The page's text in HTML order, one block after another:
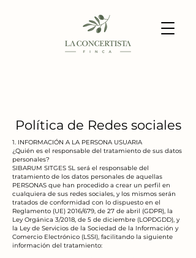
Política de Redes sociales
1. INFORMACIÓN A LA PERSONA USUARIA
¿Quién es el responsable del tratamiento de sus datos
personales?
SIBARUM SITGES SL será el responsable del
tratamiento de los datos personales de aquellas
PERSONAS que han procedido a crear un perfil en
cualquiera de sus redes sociales, y los mismos serán
tratados de conformidad con lo dispuesto en el
Reglamento (UE) 2016/679, de 27 de abril (GDPR), la
Ley Orgánica 3/2018, de 5 de diciembre (LOPDGDD), y
la Ley de Servicios de la Sociedad de la Información y
Comercio Electrónico (LSSI), facilitando la siguiente
información del tratamiento: